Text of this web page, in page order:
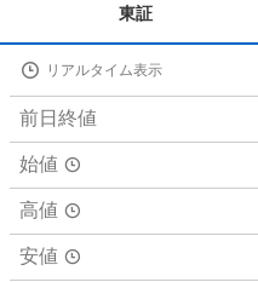
詳
値
東証
リアルタイム表示
前日終値
始値
高値
安値